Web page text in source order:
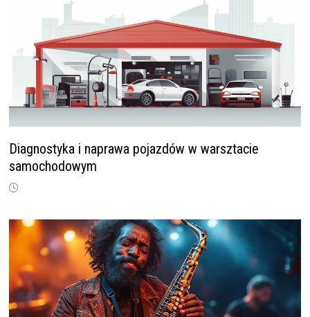
Diagnostyka i naprawa pojazdów w warsztacie
samochodowym